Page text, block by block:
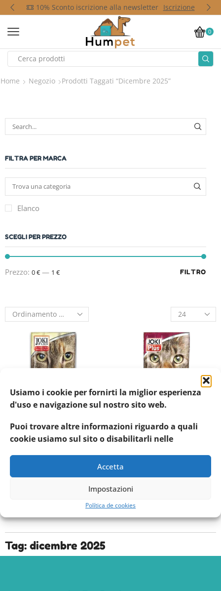
Usiamo i cookie per fornirti la miglior esperienza
d'uso e navigazione sul nostro sito web.
Puoi trovare altre informazioni riguardo a quali
cookie usiamo sul sito o disabilitarli nelle
Accetta
Impostazioni
Política de cookies
10% Sconto iscrizione alla newsletter Iscrizione
0
Home Negozio Prodotti Taggati “dicembre 2025”
FILTRA PER MARCA
Elanco
SCEGLI PER PREZZO
FILTRO
Prezzo: 0 € — 1 €
Elanco Elanco
Tag: dicembre 2025